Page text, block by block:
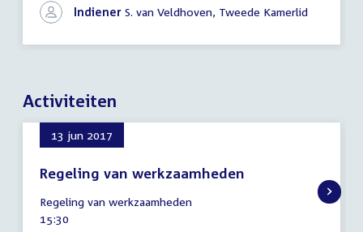
algemeen
overleg
Indiener S. van Veldhoven, Tweede Kamerlid
Activiteiten
13 jun 2017
Regeling van werkzaamheden
juni
2017
Regeling van werkzaamheden
Tijd
15:30